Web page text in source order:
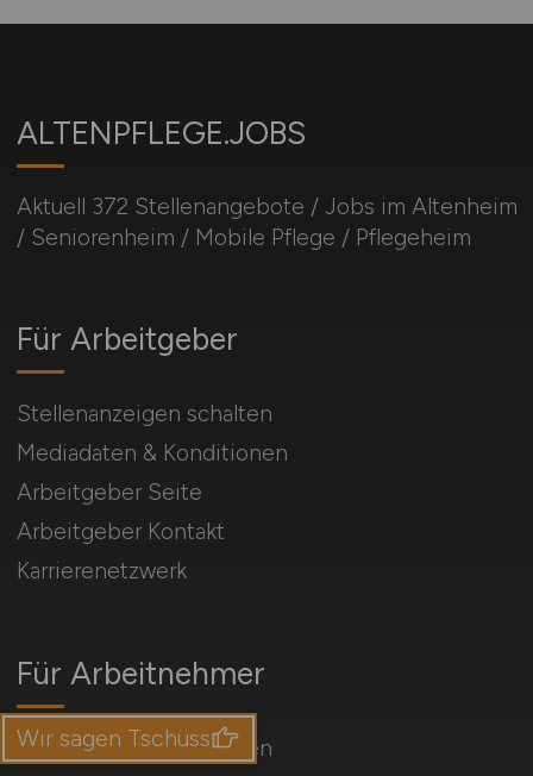
ALTENPFLEGE.JOBS
Aktuell 372 Stellenangebote / Jobs im Altenheim
/ Seniorenheim / Mobile Pflege / Pflegeheim
Für Arbeitnehmer
Altenpflege Jobs suchen
Für Arbeitgeber
Stellenanzeigen schalten
Mediadaten & Konditionen
Arbeitgeber Seite
Arbeitgeber Kontakt
Karrierenetzwerk
Wir sagen Tschüss